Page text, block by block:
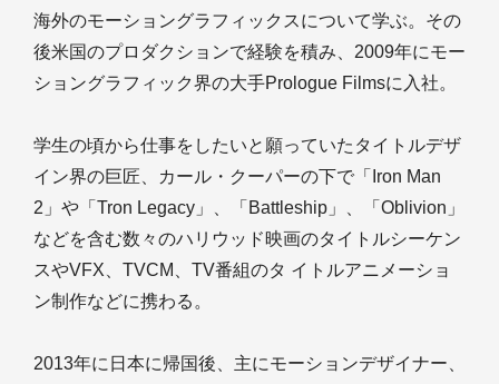
海外のモーショングラフィックスについて学ぶ。その
後米国のプロダクションで経験を積み、2009年にモー
ショングラフィック界の大手Prologue Filmsに入社。
学生の頃から仕事をしたいと願っていたタイトルデザ
イン界の巨匠、カール・クーパーの下で「Iron Man
2」や「Tron Legacy」、「Battleship」、「Oblivion」
などを含む数々のハリウッド映画のタイトルシーケン
スやVFX、TVCM、TV番組のタ イトルアニメーショ
ン制作などに携わる。
2013年に日本に帰国後、主にモーションデザイナー、